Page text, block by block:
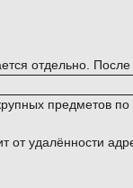
отдельно.
предметов
от удалённости